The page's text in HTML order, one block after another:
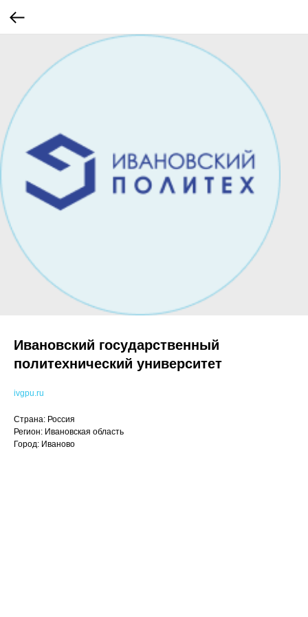
Ивановский государственный
политехнический университет
ivgpu.ru
Страна: Россия
Регион: Ивановская область
Город: Иваново